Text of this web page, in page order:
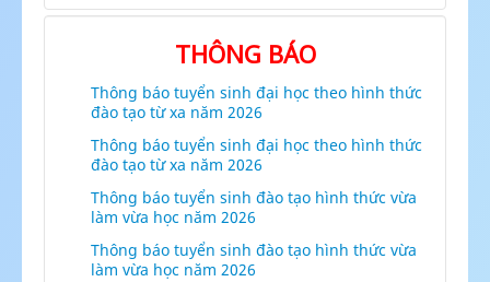
THÔNG BÁO
Thông báo tuyển sinh đại học theo hình thức
đào tạo từ xa năm 2026
Thông báo tuyển sinh đại học theo hình thức
đào tạo từ xa năm 2026
Thông báo tuyển sinh đào tạo hình thức vừa
làm vừa học năm 2026
Thông báo tuyển sinh đào tạo hình thức vừa
làm vừa học năm 2026